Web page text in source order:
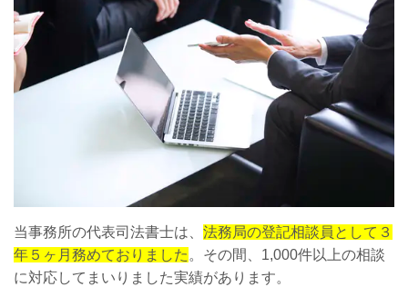
当事務所の代表司法書士は、 法務局の登記相談員として３
年５ヶ月務めておりました。その間、1,000件以上の相談
に対応してまいりました実績があります。